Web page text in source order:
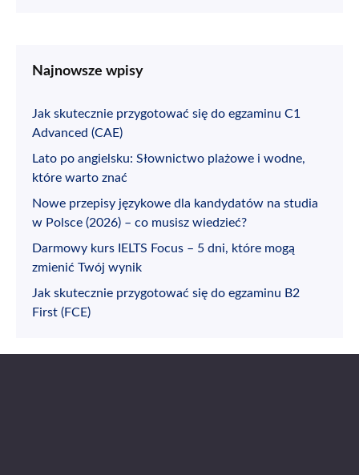
Najnowsze wpisy
Jak skutecznie przygotować się do egzaminu C1
Advanced (CAE)
Lato po angielsku: Słownictwo plażowe i wodne,
które warto znać
Nowe przepisy językowe dla kandydatów na studia
w Polsce (2026) – co musisz wiedzieć?
Darmowy kurs IELTS Focus – 5 dni, które mogą
zmienić Twój wynik
Jak skutecznie przygotować się do egzaminu B2
First (FCE)